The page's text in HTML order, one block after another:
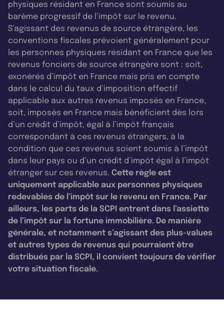
physiques résidant en France sont soumis au
barème progressif de l’impôt sur le revenu.
S’agissant des revenus de source étrangère, les
conventions fiscales prévoient généralement pour
les personnes physiques résidant en France que les
revenus fonciers de source étrangère sont : soit,
exonérés d’impôt en France mais pris en compte
dans le calcul du taux d’imposition effectif
applicable aux autres revenus imposés en France,
soit, imposés en France mais bénéficient dès lors
d’un crédit d’impôt, égal à l’impôt français
correspondant à ces revenus étrangers, à la
condition que ces revenus soient soumis à l’impôt
dans leur pays ou d’un crédit d’impôt égal à l’impôt
étranger sur ces revenus. Cette règle est
uniquement applicable aux personnes physiques
redevables de l’impôt sur le revenu en France. Par
ailleurs, les parts de la SCPI entrent dans l’assiette
de l’impôt sur la fortune immobilière. De manière
générale, et notamment s’agissant des plus-values
et autres types de revenus qui pourraient être
distribués par la SCPI, il convient toujours de vérifier
votre situation fiscale.